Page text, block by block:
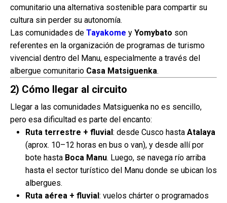
comunitario una alternativa sostenible para compartir su
cultura sin perder su autonomía.
Las comunidades de Tayakome y Yomybato son
referentes en la organización de programas de turismo
vivencial dentro del Manu, especialmente a través del
albergue comunitario Casa Matsiguenka.
2) Cómo llegar al circuito
Llegar a las comunidades Matsiguenka no es sencillo,
pero esa dificultad es parte del encanto:
Ruta terrestre + fluvial: desde Cusco hasta Atalaya
(aprox. 10–12 horas en bus o van), y desde allí por
bote hasta Boca Manu. Luego, se navega río arriba
hasta el sector turístico del Manu donde se ubican los
albergues.
Ruta aérea + fluvial: vuelos chárter o programados